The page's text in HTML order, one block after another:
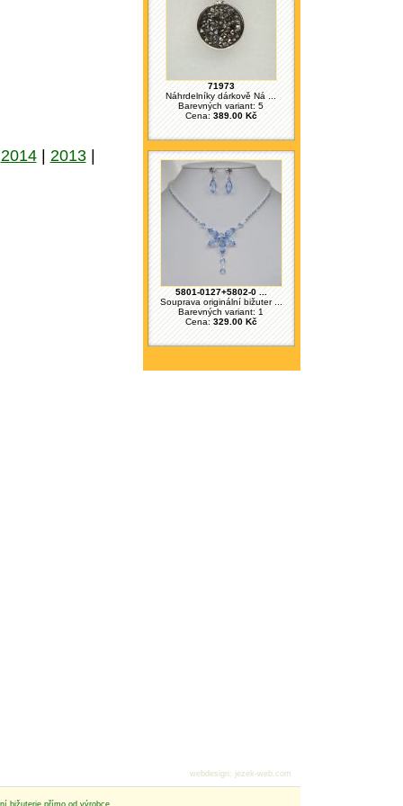
71973
Náhrdelníky dárkově Ná ...
Barevných variant: 5
Cena: 389.00 Kč
5801-0127+5802-0 ...
Souprava originální bižuter ...
Barevných variant: 1
Cena: 329.00 Kč
2014| 2013|
bižuterie přímo od výrobce
webdesign: jezek-web.com